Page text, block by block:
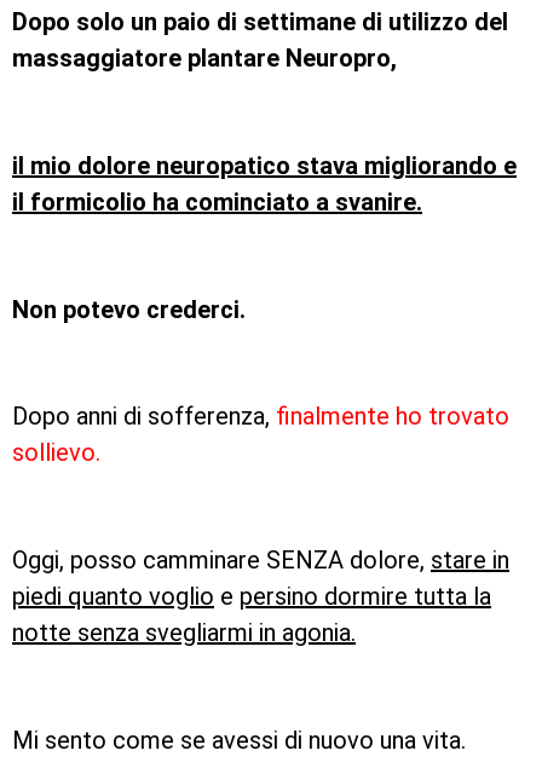
Dopo solo un paio di settimane di utilizzo del
massaggiatore plantare Neuropro,
il mio dolore neuropatico stava migliorando e
il formicolio ha cominciato a svanire.
Non potevo crederci.
Dopo anni di sofferenza, finalmente ho trovato
sollievo.
Oggi, posso camminare SENZA dolore, stare in
piedi quanto voglio e persino dormire tutta la
notte senza svegliarmi in agonia.
Mi sento come se avessi di nuovo una vita.